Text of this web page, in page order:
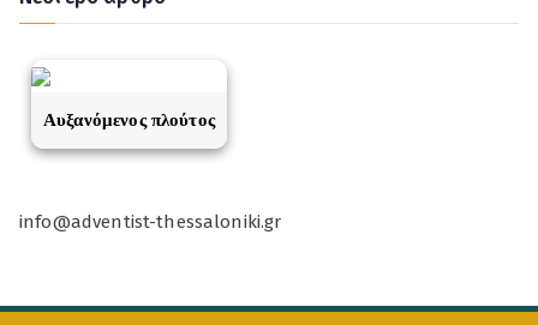
Αυξανόμενος πλούτος
info@adventist-thessaloniki.gr